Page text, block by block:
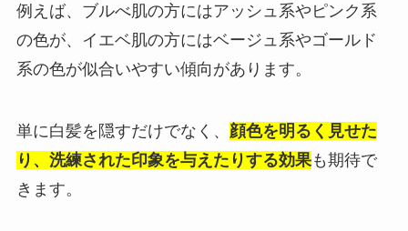
例えば、ブルべ肌の方にはアッシュ系やピンク系
の色が、イエベ肌の方にはベージュ系やゴールド
系の色が似合いやすい傾向があります。
単に白髪を隠すだけでなく、 顔色を明るく見せた
り、洗練された印象を与えたりする効果も期待で
きます。